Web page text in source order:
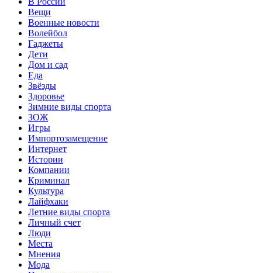
Вещи
Военные новости
Волейбол
Гаджеты
Дети
Дом и сад
Еда
Звёзды
Здоровье
Зимние виды спорта
ЗОЖ
Игры
Импортозамещение
Интернет
Истории
Компании
Криминал
Культура
Лайфхаки
Летние виды спорта
Личный счет
Люди
Места
Мнения
Мода